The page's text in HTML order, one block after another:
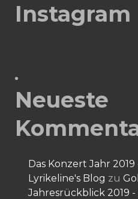
Instagram
Neueste
Das Konzert Jahr
Lyrikeline's Blog zu
Jahresrückblick 2019 -